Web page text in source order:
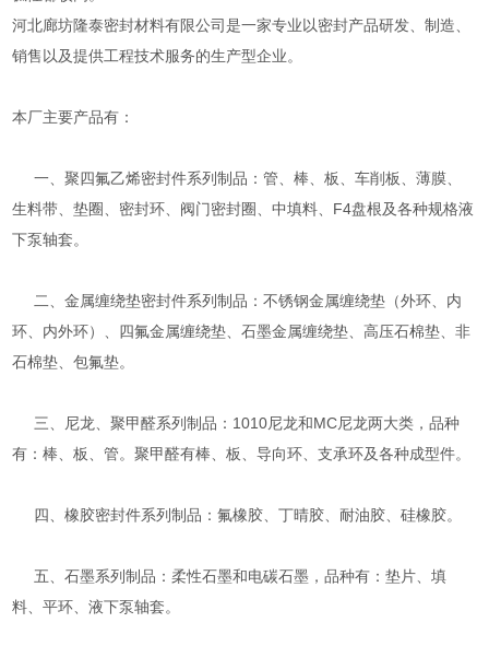
河北廊坊隆泰密封材料有限公司是一家专业以密封产品研发、制造、
销售以及提供工程技术服务的生产型企业。
本厂主要产品有：
一、聚四氟乙烯密封件系列制品：管、棒、板、车削板、薄膜、
生料带、垫圈、密封环、阀门密封圈、中填料、F4盘根及各种规格液
下泵轴套。
二、金属缠绕垫密封件系列制品：不锈钢金属缠绕垫（外环、内
环、内外环）、四氟金属缠绕垫、石墨金属缠绕垫、高压石棉垫、非
石棉垫、包氟垫。
三、尼龙、聚甲醛系列制品：1010尼龙和MC尼龙两大类，品种
有：棒、板、管。聚甲醛有棒、板、导向环、支承环及各种成型件。
四、橡胶密封件系列制品：氟橡胶、丁晴胶、耐油胶、硅橡胶。
五、石墨系列制品：柔性石墨和电碳石墨，品种有：垫片、填
料、平环、液下泵轴套。